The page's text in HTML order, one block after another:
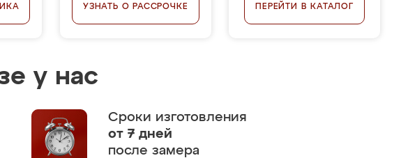
УЗНАТЬ О РАССРОЧКЕ ПЕРЕЙТИ В КАТАЛОГ
у нас
Сроки изготовления
от 7 дней
после замера